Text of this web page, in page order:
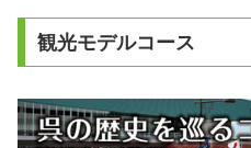
観光モデルコース